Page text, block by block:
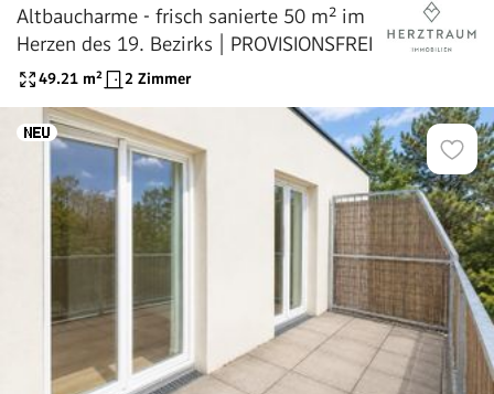
Altbaucharme - frisch sanierte 50 m² im
Herzen des 19. Bezirks | PROVISIONSFREI
49.21 m² 2 Zimmer